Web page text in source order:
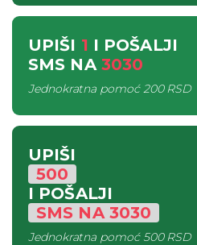
UPIŠI 1 I POŠALJI
SMS NA 3030
Jednokratna pomoć200 RSD
UPIŠI
500
I POŠALJI
SMS NA3030
Jednokratna pomoć500 RSD